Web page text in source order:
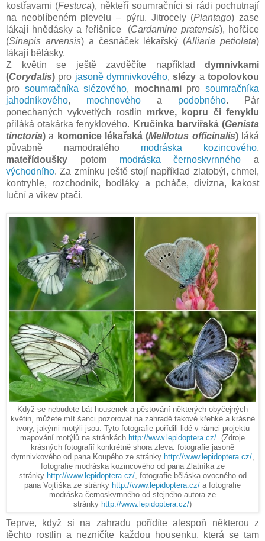
kostřavami (Festuca), někteří soumračníci si rádi pochutnají
na neoblíbeném plevelu – pýru. Jitrocely (Plantago) zase
lákají hnědásky a řeřišnice (Cardamine pratensis), hořčice
(Sinapis arvensis) a česnáček lékařský (Alliaria petiolata)
lákají bělásky.
Z květin se ještě zavděčíte například dymnivkami
(Corydalis) pro jasoně dymnivkového,slézy atopolovkou
pro soumračníka slézového, mochnamiprosoumračníka
jahodníkového, mochnového a podobného. Pár
ponechaných vykvetlých rostlin mrkve, kopru či fenyklu
přiláká otakárka fenyklového. Kručinka barvířská (Genista
tinctoria)a komonice lékařská (Melilotus officinalis)láká
půvabně namodralého modráska kozincového,
mateřídoušky potom modráska černoskvrnného a
východního. Za zmínku ještě stojí například zlatobýl, chmel,
kontryhle, rozchodník, bodláky a pcháče, divizna, kakost
luční a vikev ptačí.
Když se nebudete bát housenek a pěstování některých obyčejných
květin, můžete mít šanci pozorovat na zahradě takové křehké a krásné
tvory, jakými motýli jsou. Tyto fotografie pořídili lidé v rámci projektu
mapování motýlů na stránkách http://www.lepidoptera.cz/. (Zdroje
krásných fotografií konkrétně shora zleva: fotografie jasoně
dymnivkového od pana Koupého ze stránky http://www.lepidoptera.cz/,
fotografie modráska kozincového od pana Zlatníka ze
stránky http://www.lepidoptera.cz/, fotografie běláska ovocného od
pana Vojtíška ze stránky http://www.lepidoptera.cz/ a fotografie
modráska černoskvrnného od stejného autora ze
stránky http://www.lepidoptera.cz/)
Teprve, když si na zahradu pořídíte alespoň některou z
těchto rostlin a nezničíte každou housenku, která se tam